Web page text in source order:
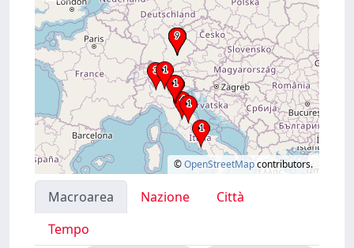
©OpenStreetMapcontributors.
Macroarea Nazione
Città
Tempo